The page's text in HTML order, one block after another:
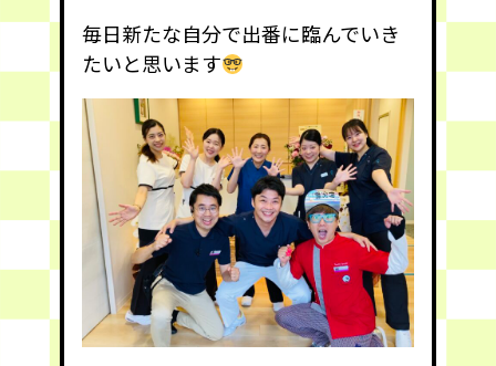
毎日新たな自分で出番に臨んでいき
たいと思います